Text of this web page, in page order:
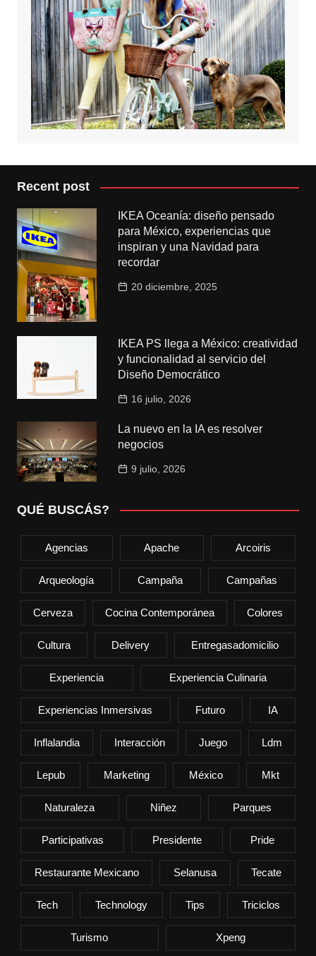
Recent post
IKEA Oceanía: diseño pensado
para México, experiencias que
inspiran y una Navidad para
recordar
20 diciembre, 2025
IKEA PS llega a México: creatividad
y funcionalidad al servicio del
Diseño Democrático
16 julio, 2026
La nuevo en la IA es resolver
negocios
9 julio, 2026
QUÉ BUSCÁS?
Agencias Apache Arcoiris
Arqueología Campaña Campañas
Cerveza Cocina Contemporánea Colores
Cultura Delivery Entregasadomicilio
Experiencia Experiencia Culinaria
Experiencias Inmersivas Futuro IA
Inflalandia Interacción Juego Ldm
Lepub Marketing México Mkt
Naturaleza Niñez Parques
Participativas Presidente Pride
Restaurante Mexicano Selanusa Tecate
Tech Technology Tips Triciclos
Turismo Xpeng